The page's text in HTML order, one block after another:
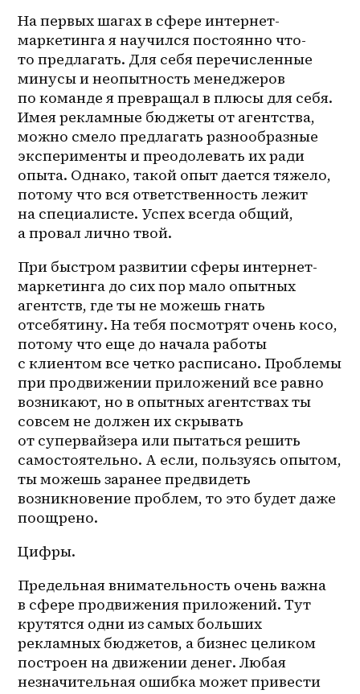
На первых шагах в сфере интернет-
маркетинга я научился постоянно что-
то предлагать. Для себя перечисленные
минусы и неопытность менеджеров
по команде я превращал в плюсы для себя.
Имея рекламные бюджеты от агентства,
можно смело предлагать разнообразные
эксперименты и преодолевать их ради
опыта. Однако, такой опыт дается тяжело,
потому что вся ответственность лежит
на специалисте. Успех всегда общий,
а провал лично твой.
При быстром развитии сферы интернет-
маркетинга до сих пор мало опытных
агентств, где ты не можешь гнать
отсебятину. На тебя посмотрят очень косо,
потому что еще до начала работы
с клиентом все четко расписано. Проблемы
при продвижении приложений все равно
возникают, но в опытных агентствах ты
совсем не должен их скрывать
от супервайзера или пытаться решить
самостоятельно. А если, пользуясь опытом,
ты можешь заранее предвидеть
возникновение проблем, то это будет даже
поощрено.
Цифры.
Предельная внимательность очень важна
в сфере продвижения приложений. Тут
крутятся одни из самых больших
рекламных бюджетов, а бизнес целиком
построен на движении денег. Любая
незначительная ошибка может привести